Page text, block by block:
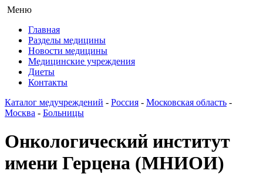
Меню
Главная
Разделы медицины
Новости медицины
Медицинские учреждения
Диеты
Контакты
Каталог медучреждений - Россия - Московская область -
Москва - Больницы
Онкологический институт
имени Герцена (МНИОИ)